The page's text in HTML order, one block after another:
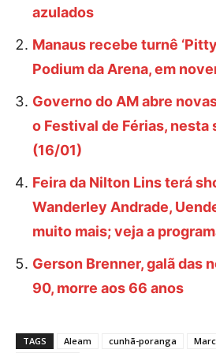
azulados
Manaus recebe turnê
Podium da Arena, em
Governo do AM abre
o Festival de Férias,
(16/01)
Feira da Nilton Lins terá
Wanderley Andrade,
muito mais; veja a
Gerson Brenner, galã das
90, morre aos 66 anos
TAGS Aleam cunhã-poranga